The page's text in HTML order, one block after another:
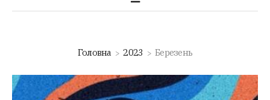
Головна 2023 Березень